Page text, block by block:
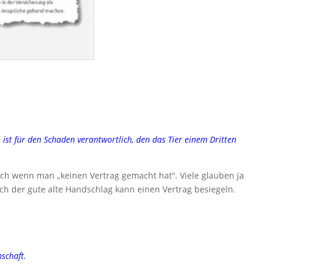
für den Schaden verantwortlich, den das Tier einem Dritten
wenn man „keinen Vertrag gemacht hat“. Viele glauben ja
der gute alte Handschlag kann einen Vertrag besiegeln.